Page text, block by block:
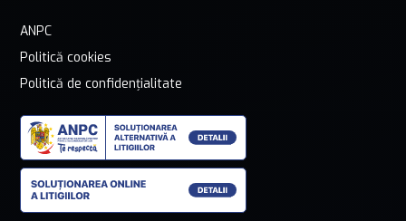
ANPC
Politică cookies
Politică de confidențialitate